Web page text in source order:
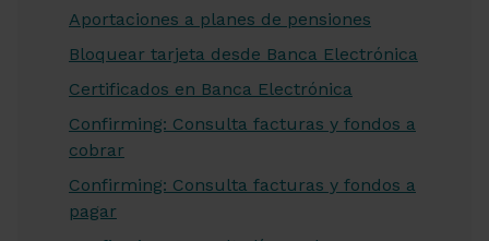
Aportaciones a planes de pensiones
Bloquear tarjeta desde Banca Electrónica
Certificados en Banca Electrónica
Confirming: Consulta facturas y fondos a
cobrar
Confirming: Consulta facturas y fondos a
pagar